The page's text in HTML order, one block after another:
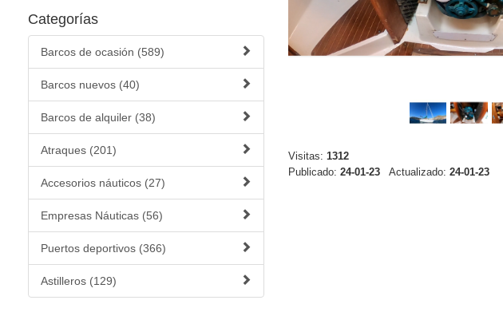
Categorías
Barcos de ocasión (589)
Barcos nuevos (40)
Barcos de alquiler (38)
Atraques (201)
Accesorios náuticos (27)
Empresas Náuticas (56)
Puertos deportivos (366)
Astilleros (129)
Visitas: 1312
Publicado: 24-01-23 Actualizado: 24-01-23